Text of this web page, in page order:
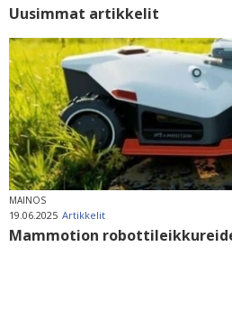
Uusimmat artikkelit
MAINOS
19.06.2025 Artikkelit
Mammotion